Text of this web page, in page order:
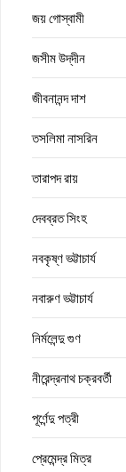
জয় গোস্বামী
জসীম উদ্‌দীন
জীবনানন্দ দাশ
তসলিমা নাসরিন
তারাপদ রায়
দেবব্রত সিংহ
নবকৃষ্ণ ভট্টাচার্য
নবারুণ ভট্টাচার্য
নির্মলেন্দু গুণ
নীরেন্দ্রনাথ চক্রবর্তী
পূর্ণেন্দু পত্রী
প্রেমেন্দ্র মিত্র